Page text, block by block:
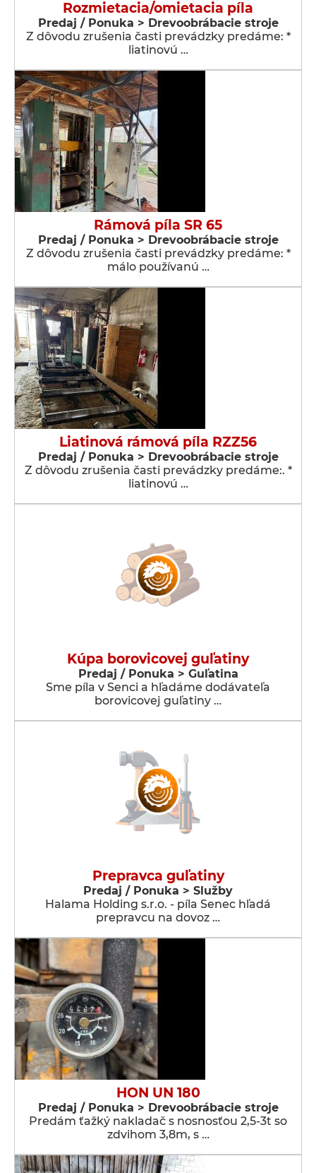
Rozmietacia/omietacia píla
Predaj / Ponuka > Drevoobrábacie stroje
Z dôvodu zrušenia časti prevádzky predáme: *
liatinovú …
Rámová píla SR 65
Predaj / Ponuka > Drevoobrábacie stroje
Z dôvodu zrušenia časti prevádzky predáme: *
málo používanú …
Liatinová rámová píla RZZ56
Predaj / Ponuka > Drevoobrábacie stroje
Z dôvodu zrušenia časti prevádzky predáme:. *
liatinovú …
Kúpa borovicovej guľatiny
Predaj / Ponuka > Guľatina
Sme píla v Senci a hľadáme dodávateľa
borovicovej guľatiny …
Prepravca guľatiny
Predaj / Ponuka > Služby
Halama Holding s.r.o. - píla Senec hľadá
prepravcu na dovoz …
HON UN 180
Predaj / Ponuka > Drevoobrábacie stroje
Predám ťažký nakladač s nosnosťou 2,5-3t so
zdvihom 3,8m, s …